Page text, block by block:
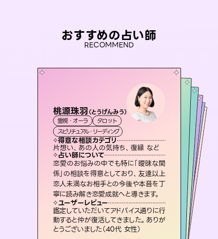
おすすめの占い師
RECOMMEND
桃源珠羽（とうげんみう）
霊視・オーラ
タロット
スピリチュアル・リーディング
得意な相談カテゴリ
片想い、あの人の気持ち、復縁 など
占い師について
恋愛のお悩みの中でも特に「曖昧な関
係」の相談を得意としており、友達以上
恋人未満なお相手との今後や本音を丁
寧に読み解き恋愛成就へと導きます。
ユーザーレビュー
鑑定していただいてアドバイス通りに行
動すると仲が復活してきました。ありが
とうございました（40代 女性）
セラピスト理恵
霊視・オーラ タロット
スピリチュアル・リーディング
得意な相談カテゴリ
片想い、二人の未来、年の差 など
占い師について
連絡再開、復縁、成就などの報告実績
多数。セラピストとして2万超の施術経
験があるからこそできる鑑定で、より良
い未来をサポートします。
ユーザーレビュー
とても心温まる鑑定でした。しかもこち
らは何も言っていないのに視えていらっ
しゃるんだなと驚きです（30代女性）
彗望（すいぼう
霊視・オーラ
スピリチュアル・リーディング
得意な相談カテゴリ
片想い、あの人の気持ち、復縁 など
占い師について
3,700年以上の歴史を持つ東洋最古の
占術「易占」で詳細まで占い、幸せへ向
かう道筋を示します。厳しい結果にも具
体的な対策をお伝えします。
ユーザーレビュー
複雑な背景もしっかり聞いて鑑定して
いただけました。気持ちが楽になりまし
た（50代 女性）
アイリス -iris-
西洋占星術
ルーン
得意な相談カテゴリ
恋愛総合、片想い、二人の未来 など
占い師について
復縁、恋愛、不倫の行方、同性愛や片思い、仕事関係や借金問題まで知りたいことや心の負担になっていることを紐解き、背中をそっと押して導きます。
ユーザーレビュー
安心感のあり、言い切ってくれる所や濁
さない鑑定のおかげで、毎回自分の気
持ちを整えられます（30代 男性）
未来視師＊花
霊視・オーラ
スピリチュアル・リーディング
得意な相談カテゴリ
出逢い、片想い、復縁 など
占い師について
未来には何パターンもの選択肢があり
ます。不安で視えにくくなっているあな
たの素敵な未来を見つけ、その未来を
選択できるようアドバイスします。
ユーザーレビュー
職場の人の性質や人間関係、本心など
本当によく視えていてびっくり。対策が
打てて前向きになれます（40代）
おう 霊感オラクル
霊視・オーラ
オラクルカード
得意な相談カテゴリ
恋愛総合、あの人の気持ち など
占い師について
霊視×オラクルカードを使って「今」と
「未来」そして「気になるあの人の気持
ち」まで丁寧に読み解き、恋や人生のヒ
ントを優しく引き出します。
ユーザーレビュー
不安な気持ちが嘘みたいに晴れまし
た…！よく視えていらっしゃるんだなと
感じました（40代 女性）